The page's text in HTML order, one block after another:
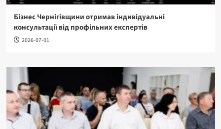
Бізнес Чернігівщини отримав індивідуальні
консультації від профільних експертів
2026-07-01